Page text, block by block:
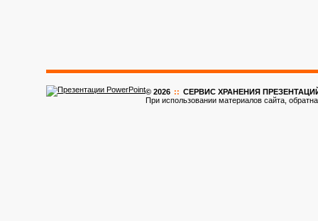
© 2026 :: CЕРВИС ХРАНЕНИЯ ПРЕЗЕНТАЦИЙ
При использовании материалов сайта,